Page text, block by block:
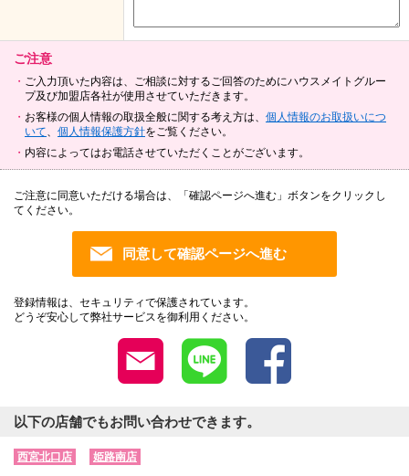
ご注意
ご入力頂いた内容は、ご相談に対するご回答のためにハウスメイトグルー
プ及び加盟店各社が使用させていただきます。
お客様の個人情報の取扱全般に関する考え方は、 個人情報のお取扱いにつ
いて
個人情報保護方針をご覧ください。
内容によってはお電話させていただくことがございます。
ご注意に同意いただける場合は、「確認ページへ進む」ボタンをクリックし
てください。
登録情報は、セキュリティで保護されています。
どうぞ安心して弊社サービスを御利用ください。
以下の店舗でもお問い合わせできます。
西宮北口店 姫路南店